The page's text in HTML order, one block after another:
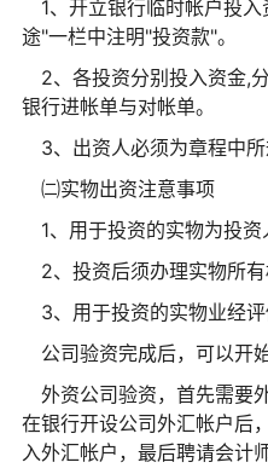
1、开立银行临时帐户投
途"一栏中注明"投资款"。
2、各投资分别投入资金,
银行进帐单与对帐单。
3、出资人必须为章程中所
㈡实物出资注意事项
1、用于投资的实物为投资
2、投资后须办理实物所有
3、用于投资的实物业经评
公司验资完成后，可以开
外资公司验资，首先需要
在银行开设公司外汇帐户后
入外汇帐户，最后聘请会计